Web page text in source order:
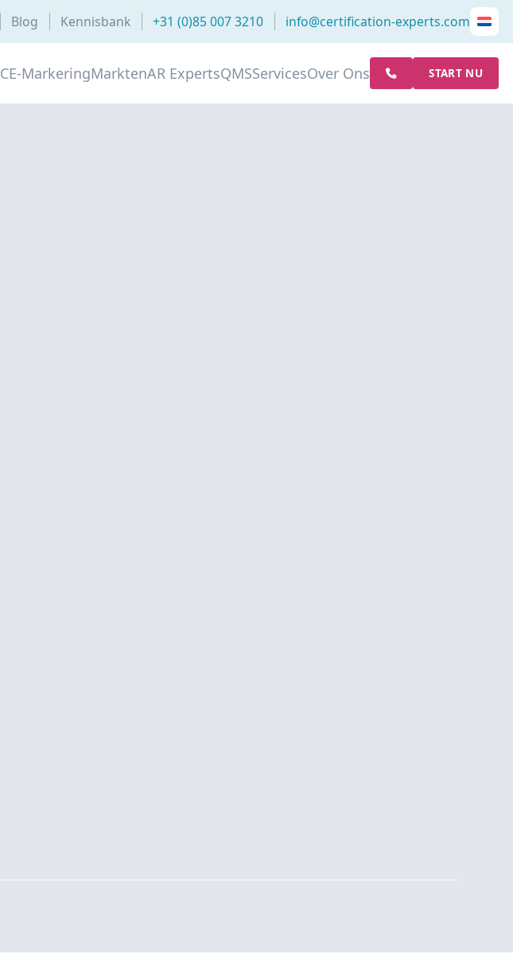
Blog Kennisbank +31 (0)85 007 3210 info@certification-experts.com
CE-MarkeringMarktenAR ExpertsQMSServicesOver Ons START NU